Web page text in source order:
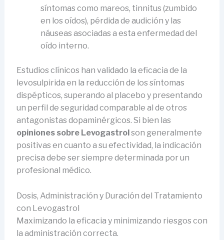
síntomas como mareos, tinnitus (zumbido
en los oídos), pérdida de audición y las
náuseas asociadas a esta enfermedad del
oído interno.
Estudios clínicos han validado la eficacia de la
levosulpirida en la reducción de los síntomas
dispépticos, superando al placebo y presentando
un perfil de seguridad comparable al de otros
antagonistas dopaminérgicos. Si bien las
opiniones sobre Levogastrol son generalmente
positivas en cuanto a su efectividad, la indicación
precisa debe ser siempre determinada por un
profesional médico.
Dosis, Administración y Duración del Tratamiento
con Levogastrol
Maximizando la eficacia y minimizando riesgos con
la administración correcta.